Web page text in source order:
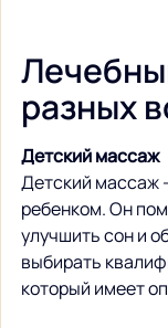
разных
Детский массаж
Детский массаж
ребенком. Он
улучшить сон и
выбирать
который имеет